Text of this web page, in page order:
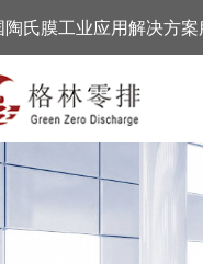
陶氏膜工业应用解决方